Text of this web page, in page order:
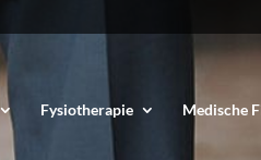
Fysiotherapie Medische